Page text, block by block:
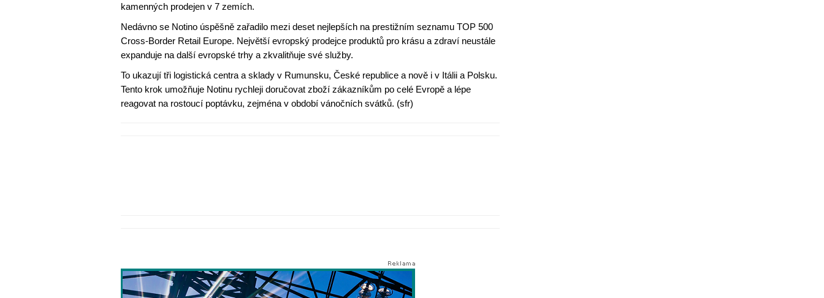
kamenných prodejen v 7 zemích.
Nedávno se Notino úspěšně zařadilo mezi deset nejlepších na prestižním seznamu TOP 500
Cross-Border Retail Europe. Největší evropský prodejce produktů pro krásu a zdraví neustále
expanduje na další evropské trhy a zkvalitňuje své služby.
To ukazují tři logistická centra a sklady v Rumunsku, České republice a nově i v Itálii a Polsku.
Tento krok umožňuje Notinu rychleji doručovat zboží zákazníkům po celé Evropě a lépe
reagovat na rostoucí poptávku, zejména v období vánočních svátků. (sfr)